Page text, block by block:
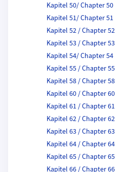
Kapitel 50/ Chapter 50
Kapitel 51/ Chapter 51
Kapitel 52 / Chapter 52
Kapitel 53 / Chapter 53
Kapitel 54/ Chapter 54
Kapitel 55 / Chapter 55
Kapitel 58 / Chapter 58
Kapitel 60 / Chapter 60
Kapitel 61 / Chapter 61
Kapitel 62 / Chapter 62
Kapitel 63 / Chapter 63
Kapitel 64 / Chapter 64
Kapitel 65 / Chapter 65
Kapitel 66 / Chapter 66